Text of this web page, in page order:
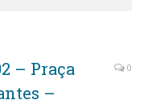
– Praça
–
0